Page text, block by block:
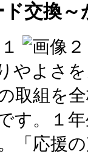
ド交換
やよさ
取組を
す。１
「応援